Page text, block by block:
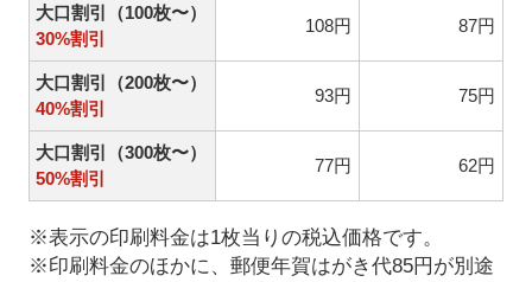
大口割引（100枚〜）
30%割引
108円 87円
大口割引（200枚〜）
40%割引
93円 75円
大口割引（300枚〜）
50%割引
77円 62円
※表示の印刷料金は1枚当りの税込価格です。
※印刷料金のほかに、郵便年賀はがき代85円が別途